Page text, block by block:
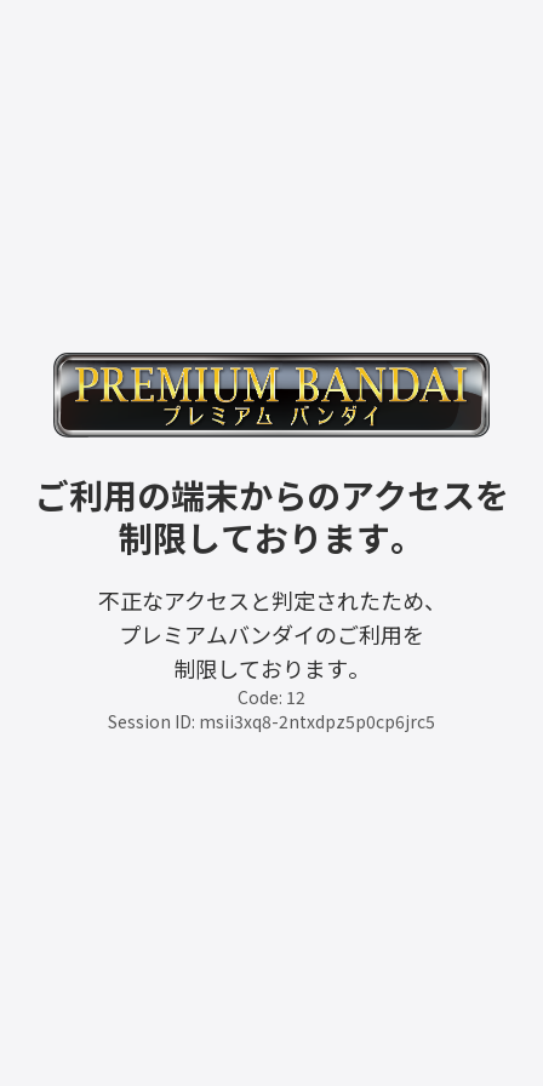
ご利用の端末からのアクセスを
制限しております。
不正なアクセスと判定されたため、
プレミアムバンダイのご利用を
制限しております。
Code: 12
Session ID: msii3xq8-2ntxdpz5p0cp6jrc5